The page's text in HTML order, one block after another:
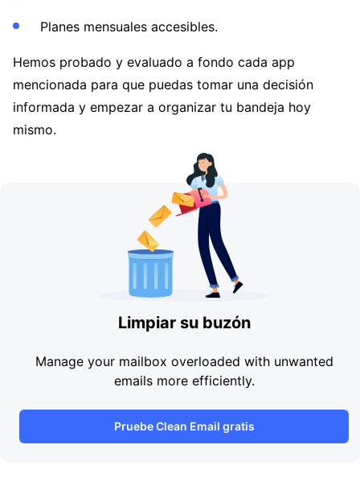
Planes mensuales accesibles.
Hemos probado y evaluado a fondo cada app
mencionada para que puedas tomar una decisión
informada y empezar a organizar tu bandeja hoy
mismo.
Limpiar su buzón
Manage your mailbox overloaded with unwanted
emails more efficiently.
Pruebe Clean Email gratis